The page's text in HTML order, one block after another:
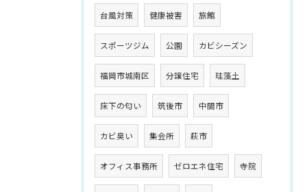
台風対策 健康被害 旅館
スポーツジム 公園 カビシーズン
福岡市城南区 分譲住宅 珪藻土
床下の匂い 筑後市 中間市
カビ臭い 集会所 萩市
オフィス事務所 ゼロエネ住宅 寺院